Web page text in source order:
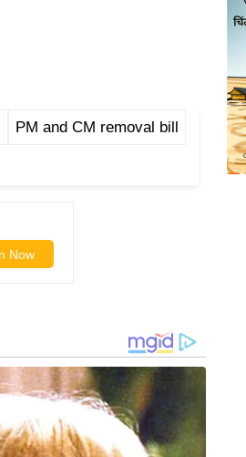
PM and CM removal bill